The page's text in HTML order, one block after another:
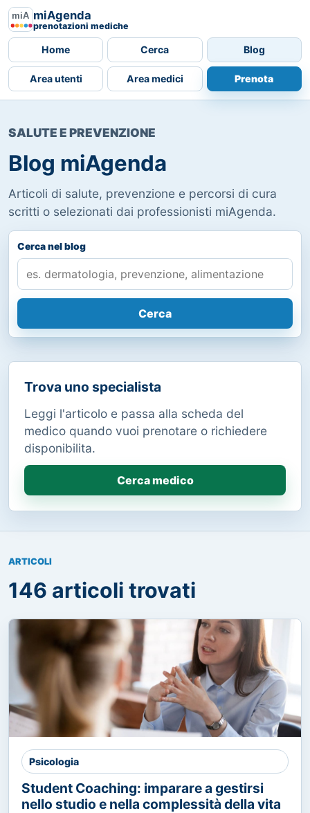
miAgenda
prenotazioni mediche
Home Cerca Blog
Area utenti Area medici Prenota
SALUTE E PREVENZIONE
Blog miAgenda
Articoli di salute, prevenzione e percorsi di cura
scritti o selezionati dai professionisti miAgenda.
Cerca nel blog
Cerca
Trova uno specialista
Leggi l'articolo e passa alla scheda del
medico quando vuoi prenotare o richiedere
disponibilita.
Cerca medico
ARTICOLI
146 articoli trovati
Psicologia
Student Coaching: imparare a gestirsi
nello studio e nella complessità della vita